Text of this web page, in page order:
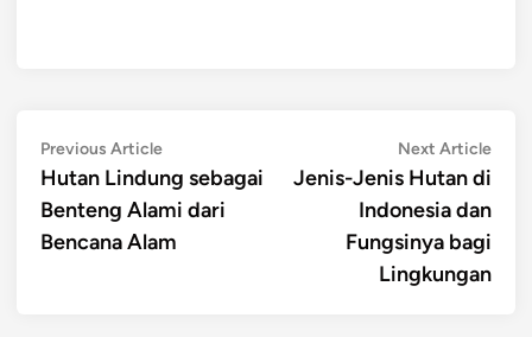
Post
navigation
Previous ArticlePrevious
article:
Hutan Lindung sebagai
Benteng Alami dari
Bencana Alam
Next ArticleNext
Jenis-Jenis Hutan di
Indonesia dan
Fungsinya bagi
Lingkungan